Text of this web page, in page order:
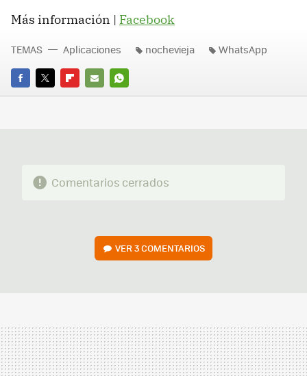
Más información | Facebook
FACEBOOK
TWITTERFLIPBOARD
E-
WHATSAPP
TEMAS Aplicaciones nochevieja WhatsApp
Comentarios cerrados
VER3 COMENTARIOS